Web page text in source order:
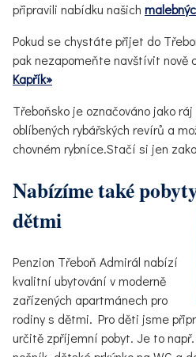
připravili nabídku našich
Pokud se chystáte přijet do
pak nezapomeňte navštívit nově
Kapřík»
Třeboňsko je označováno jako
oblíbených rybářských revírů a
chovném rybníce.Stačí si jen
Nabízíme také
dětmi
Penzion Třeboň Admirál nabízí
kvalitní ubytování v moderně
zařízených apartmánech pro
rodiny s dětmi. Pro děti jsme
určitě zpříjemní pobyt. Je to